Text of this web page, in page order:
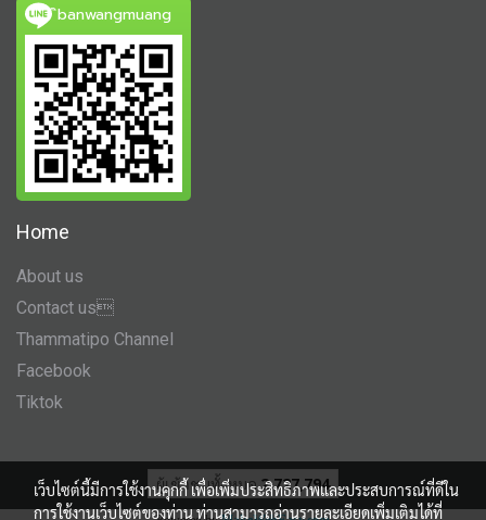
ิbanwangmuang
Home
About us
Contact us
Thammatipo Channel
Facebook
Tiktok
ผู้เข้าชมทั้งหมด 2,727,794
เว็บไซต์นี้มีการใช้งานคุกกี้ เพื่อเพิ่มประสิทธิภาพและประสบการณ์ที่ดีใน
การใช้งานเว็บไซต์ของท่าน ท่านสามารถอ่านรายละเอียดเพิ่มเติมได้ที่